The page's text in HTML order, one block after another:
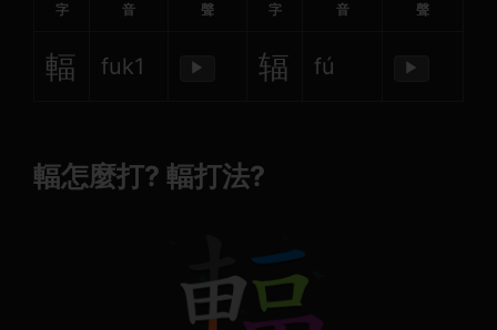
字
音
聲
字
音
聲
輻 fuk1 ▶ 辐 fú ▶
輻怎麼打? 輻打法?